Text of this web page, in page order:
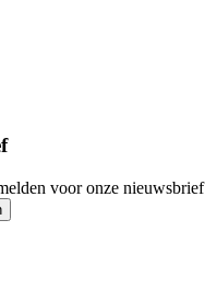
voor onze nieuwsbrief